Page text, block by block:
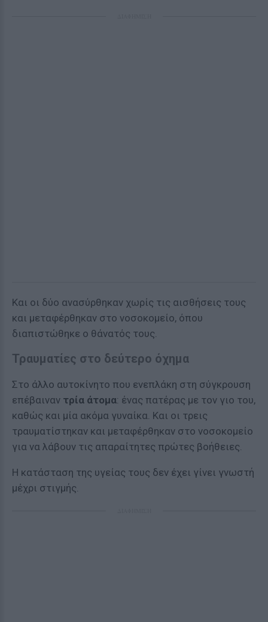
Και οι δύο ανασύρθηκαν χωρίς τις αισθήσεις τους
και μεταφέρθηκαν στο νοσοκομείο, όπου
διαπιστώθηκε ο θάνατός τους.
Τραυματίες στο δεύτερο όχημα
Στο άλλο αυτοκίνητο που ενεπλάκη στη σύγκρουση
επέβαιναν τρία άτομα: ένας πατέρας με τον γιο του,
καθώς και μία ακόμα γυναίκα. Και οι τρεις
τραυματίστηκαν και μεταφέρθηκαν στο νοσοκομείο
για να λάβουν τις απαραίτητες πρώτες βοήθειες.
Η κατάσταση της υγείας τους δεν έχει γίνει γνωστή
μέχρι στιγμής.